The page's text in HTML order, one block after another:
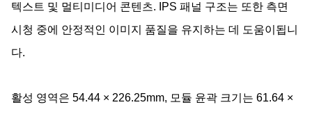
텍스트 및 멀티미디어 콘텐츠. IPS 패널 구조는 또한 측면
시청 중에 안정적인 이미지 품질을 유지하는 데 도움이됩니
다.
활성 영역은 54.44 × 226.25mm, 모듈 윤곽 크기는 61.64 ×